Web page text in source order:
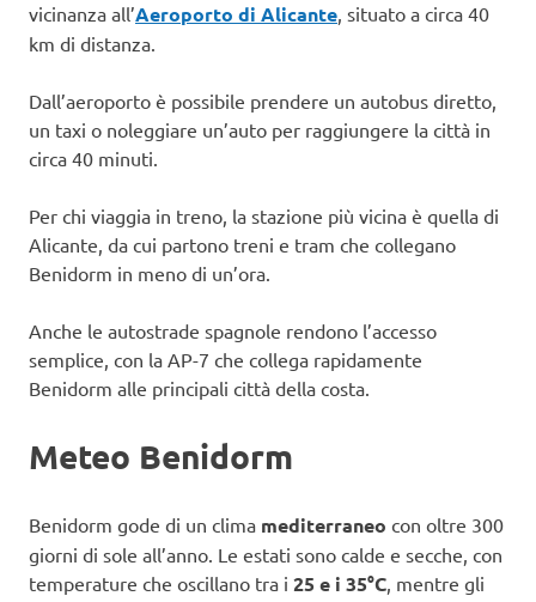
vicinanza all’Aeroporto di Alicante, situato a circa 40
km di distanza.
Dall’aeroporto è possibile prendere un autobus diretto,
un taxi o noleggiare un’auto per raggiungere la città in
circa 40 minuti.
Per chi viaggia in treno, la stazione più vicina è quella di
Alicante, da cui partono treni e tram che collegano
Benidorm in meno di un’ora.
Anche le autostrade spagnole rendono l’accesso
semplice, con la AP-7 che collega rapidamente
Benidorm alle principali città della costa.
Meteo Benidorm
Benidorm gode di un clima mediterraneo con oltre 300
giorni di sole all’anno. Le estati sono calde e secche, con
temperature che oscillano tra i 25 e i 35°C, mentre gli